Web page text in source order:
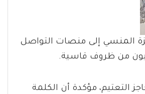
المنسي إلى منصات التواصل
من ظروف قاسية.
مؤكدة أن الكلمة